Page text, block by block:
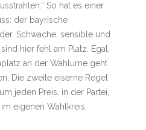
So hat es einer
der bayrische
Schwache, sensible und
hier fehl am Platz. Egal,
an der Wahlurne geht
Die zweite eiserne Regel
jeden Preis, in der Partei,
eigenen Wahlkreis.